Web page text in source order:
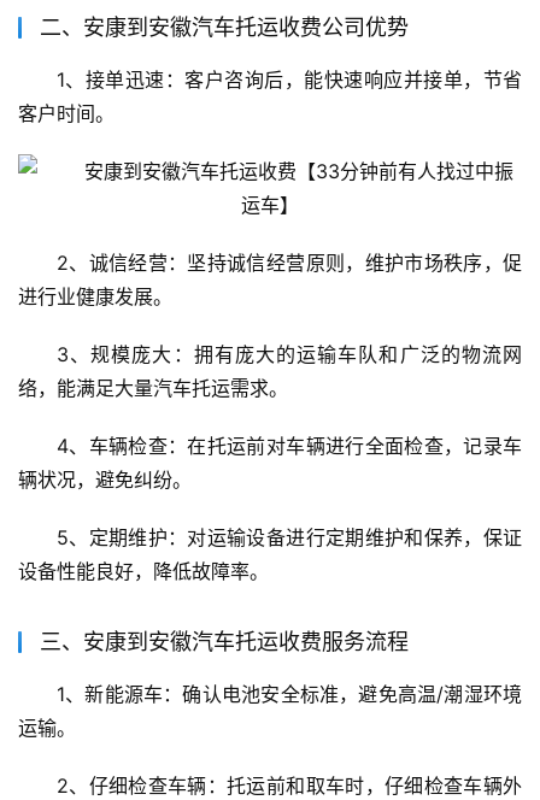
二、安康到安徽汽车托运收费公司优势
1、接单迅速：客户咨询后，能快速响应并接单，节省
客户时间。
2、诚信经营：坚持诚信经营原则，维护市场秩序，促
进行业健康发展。
3、规模庞大：拥有庞大的运输车队和广泛的物流网
络，能满足大量汽车托运需求。
4、车辆检查：在托运前对车辆进行全面检查，记录车
辆状况，避免纠纷。
5、定期维护：对运输设备进行定期维护和保养，保证
设备性能良好，降低故障率。
三、安康到安徽汽车托运收费服务流程
1、新能源车：确认电池安全标准，避免高温/潮湿环境
运输。
2、仔细检查车辆：托运前和取车时，仔细检查车辆外